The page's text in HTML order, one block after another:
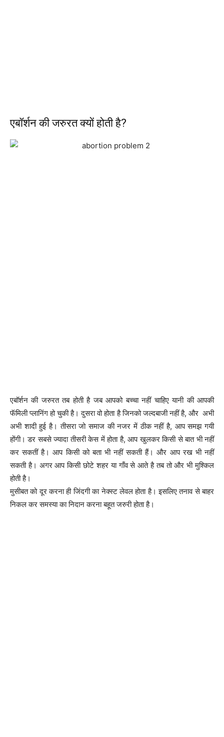
एबॉर्शन की जरुरत क्यों होती है?
एबॉर्शन की जरुरत तब होती है जब आपको बच्चा नहीं चाहिए यानी की आपकी
फॅमिली प्लानिंग हो चुकी है। दुसरा वो होता है जिनको जल्दबाजी नहीं है, और अभी
अभी शादी हुई है। तीसरा जो समाज की नजर में ठीक नहीं है, आप समझ गयी
होंगी। डर सबसे ज्यादा तीसरी केस में होता है, आप खुलकर किसी से बात भी नहीं
कर सकतीं है। आप किसी को बता भी नहीं सकती हैं। और आप रख भी नहीं
सकती है। अगर आप किसी छोटे शहर या गाँव से आते है तब तो और भी मुश्किल
होती है।
मुसीबत को दूर करना ही जिंदगी का नेक्स्ट लेवल होता है। इसलिए तनाव से बाहर
निकल कर समस्या का निदान करना बहूत जरुरी होता है।